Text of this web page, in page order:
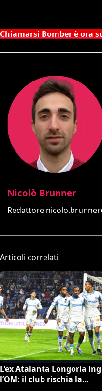
Chiamarsi Bomber è ora
Nicolò Brunner
Redattore
Articoli correlati
L’ex Atalanta Longoria
l’OM: il club rischia la